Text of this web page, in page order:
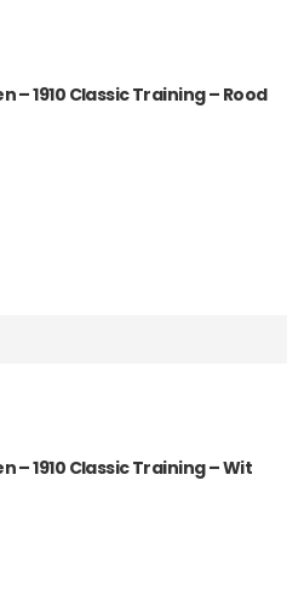
– 1910 Classic Training – Rood
– 1910 Classic Training – Wit